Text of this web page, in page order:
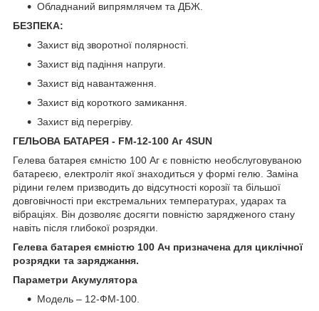
Обладнаний випрямлячем та ДБЖ.
БЕЗПЕКА:
Захист від зворотної полярності.
Захист від падіння напруги.
Захист від навантаження.
Захист від короткого замикання.
Захист від перегріву.
ГЕЛЬОВА БАТАРЕЯ - FM-12-100 Аг 4SUN
Гелева батарея ємністю 100 Аг є повністю необслуговуваною
батареєю, електроліт якої знаходиться у формі гелю. Заміна
рідини гелем призводить до відсутності корозії та більшої
довговічності при екстремальних температурах, ударах та
вібраціях. Він дозволяє досягти повністю зарядженого стану
навіть після глибокої розрядки.
Гелева батарея ємністю 100 Ач призначена для циклічної
розрядки та заряджання.
Параметри Акумулятора
Модель – 12-ФМ-100.